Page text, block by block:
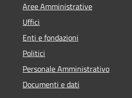
Aree Amministrative
Uffici
Enti e fondazioni
Politici
Personale Amministrativo
Documenti e dati